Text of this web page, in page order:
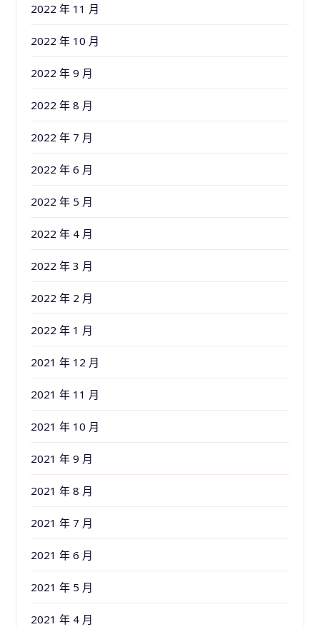
2022 年 11 月
2022 年 10 月
2022 年 9 月
2022 年 8 月
2022 年 7 月
2022 年 6 月
2022 年 5 月
2022 年 4 月
2022 年 3 月
2022 年 2 月
2022 年 1 月
2021 年 12 月
2021 年 11 月
2021 年 10 月
2021 年 9 月
2021 年 8 月
2021 年 7 月
2021 年 6 月
2021 年 5 月
2021 年 4 月